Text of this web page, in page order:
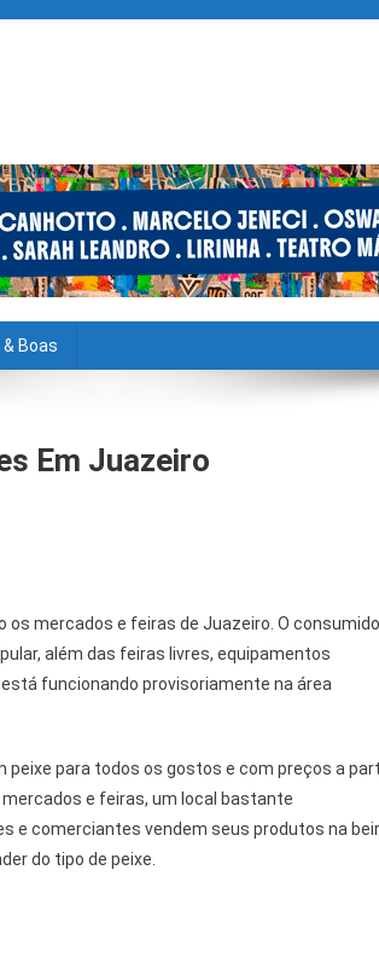
Boas
Em Juazeiro
mercados e feiras de Juazeiro. O
além das feiras livres, equipamentos
funcionando provisoriamente na área
peixe para todos os gostos e com preços a
e feiras, um local bastante
e comerciantes vendem seus produtos na
do tipo de peixe.